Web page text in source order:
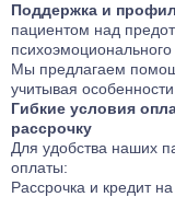
Поддержка и
пациентом над
психоэмоционального
Мы предлагаем
учитывая
Гибкие условия
рассрочку
Для удобства наших
оплаты:
Рассрочка и кредит на